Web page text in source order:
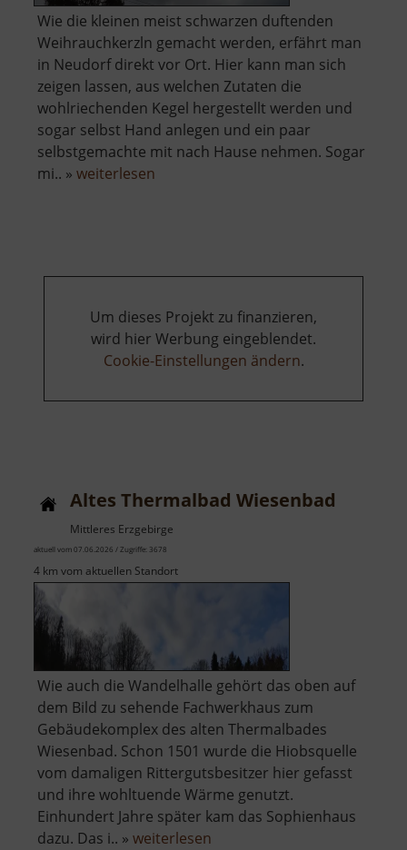
Wie die kleinen meist schwarzen duftenden
Weihrauchkerzln gemacht werden, erfährt man
in Neudorf direkt vor Ort. Hier kann man sich
zeigen lassen, aus welchen Zutaten die
wohlriechenden Kegel hergestellt werden und
sogar selbst Hand anlegen und ein paar
selbstgemachte mit nach Hause nehmen. Sogar
mi.. » weiterlesen
Um dieses Projekt zu finanzieren,
wird hier Werbung eingeblendet.
Cookie-Einstellungen ändern.
Altes Thermalbad Wiesenbad
Mittleres Erzgebirge
aktuell vom 07.06.2026 / Zugriffe: 3678
4 km vom aktuellen Standort
Wie auch die Wandelhalle gehört das oben auf
dem Bild zu sehende Fachwerkhaus zum
Gebäudekomplex des alten Thermalbades
Wiesenbad. Schon 1501 wurde die Hiobsquelle
vom damaligen Rittergutsbesitzer hier gefasst
und ihre wohltuende Wärme genutzt.
Einhundert Jahre später kam das Sophienhaus
dazu. Das i.. » weiterlesen